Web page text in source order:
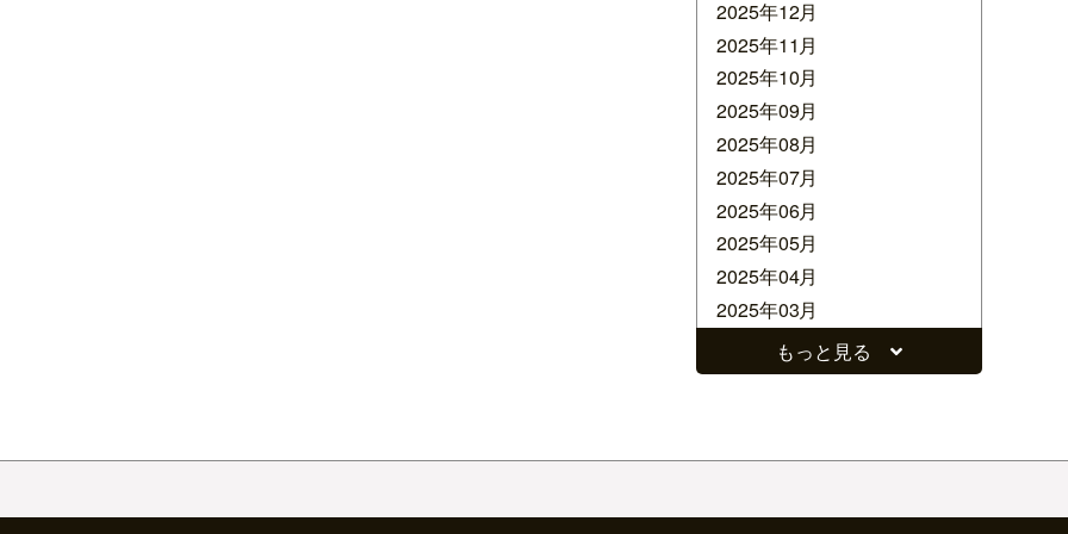
2025年12月
2025年11月
2025年10月
2025年09月
2025年08月
2025年07月
2025年06月
2025年05月
2025年04月
2025年03月
2025年02月
2025年01月
もっと見る